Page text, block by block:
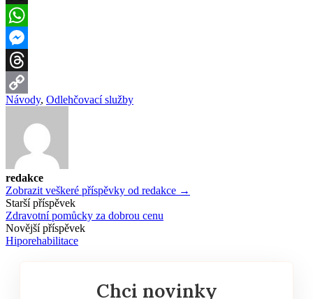
X
WhatsApp
Messenger
Threads
Copy
Link
Návody, Odlehčovací služby
redakce
Zobrazit veškeré příspěvky od redakce →
Navigace
příspěvku
Starší příspěvek
Zdravotní pomůcky za dobrou cenu
Novější příspěvek
Hiporehabilitace
Chci novinky